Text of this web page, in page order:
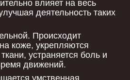
влияет на весь
деятельность таких
Происходит
коже, укрепляются
устраняется боль и
движений.
умственная